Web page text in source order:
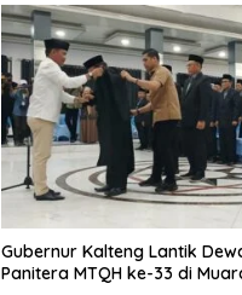
Gubernur Kalteng Lantik
Panitera MTQH ke-33 di